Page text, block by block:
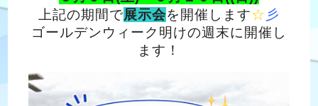
上記の期間で展示会を開催します☆ 彡
ゴールデンウィーク明けの週末に開催し
ます！